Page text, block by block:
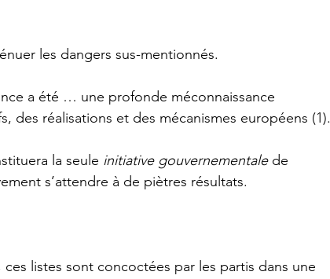
les dangers sus-mentionnés.
a été … une profonde méconnaissance
des réalisations et des mécanismes européens (1).
la seule initiative gouvernementale de
s’attendre à de piètres résultats.
listes sont concoctées par les partis dans une